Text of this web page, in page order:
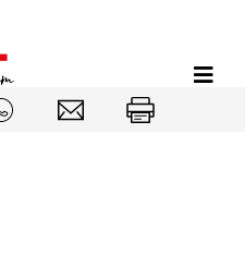
Inhalt